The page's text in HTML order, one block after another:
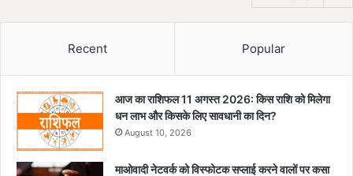
Recent Popular
आज का राशिफल 11 अगस्त 2026: किस राशि को मिलेगा
धन लाभ और किसके लिए सावधानी का दिन?
August 10, 2026
माओवादी नेटवर्क को विस्फोटक सप्लाई करने वालों पर कसा